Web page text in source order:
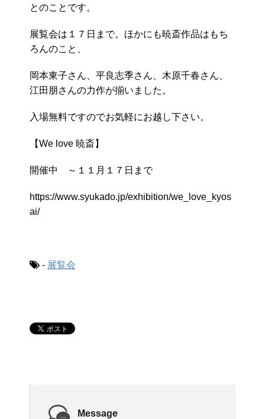
とのことです。
展覧会は１７日まで。ほかにも暁斎作品はもち
ろんのこと、
岡本東子さん、平良志季さん、木原千春さん、
江田朋さんの力作が揃いました。
入場無料ですのでお気軽にお越し下さい。
【We love 暁斎】
開催中 ～１１月１７日まで
https://www.syukado.jp/exhibition/we_love_kyos
ai/
- 展覧会
Message